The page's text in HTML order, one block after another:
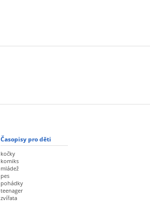
Časopisy pro děti
kočky
komiks
mládež
pes
pohádky
teenager
zvířata